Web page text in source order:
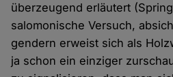
überzeugend erläutert
salomonische Versuch,
gendern erweist sich als
ja schon ein einziger